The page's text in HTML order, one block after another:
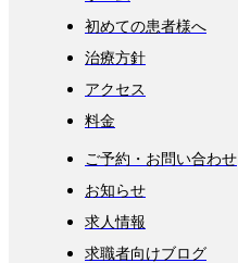
初めての患者様へ
治療方針
アクセス
料金
ご予約・お問い合わせ
お知らせ
求人情報
求職者向けブログ